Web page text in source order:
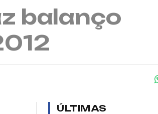
balanço
ÚLTIMAS